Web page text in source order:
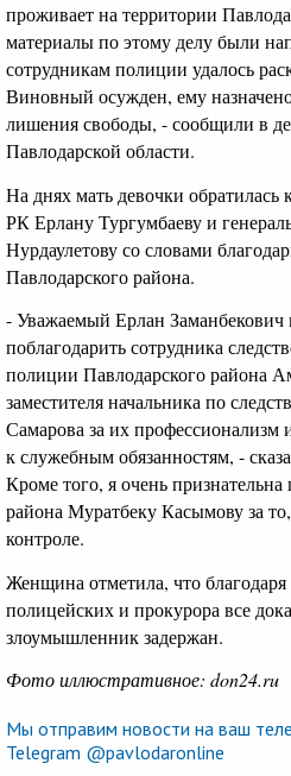
проживает на территории
материалы по этому делу были
сотрудникам полиции удалось
Виновный осужден, ему
лишения свободы, - сообщили в
Павлодарской области.
На днях мать девочки
РК Ерлану Тургумбаеву и
Нурдаулетову со словами
Павлодарского района.
- Уважаемый Ерлан Заманбекович
поблагодарить сотрудника
полиции Павлодарского района
заместителя начальника по
Самарова за их профессионализм
к служебным обязанностям, -
Кроме того, я очень
района Муратбеку Касымову за
контроле.
Женщина отметила, что
полицейских и прокурора все
злоумышленник задержан.
Фото иллюстративное: don24.ru
Мы отправим новости на ваш
Telegram @pavlodaronline